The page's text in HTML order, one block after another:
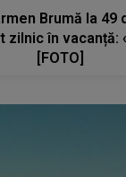
Brumă la 49
zilnic în vacanță:
[FOTO]